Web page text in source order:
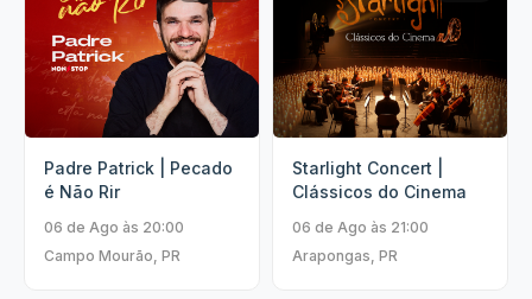
Padre Patrick | Pecado
é Não Rir
06 de Ago às 20:00
Campo Mourão, PR
Starlight Concert |
Clássicos do Cinema
06 de Ago às 21:00
Arapongas, PR